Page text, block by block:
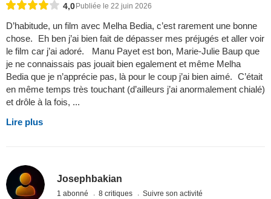
4,0Publiée le 22 juin 2026
D’habitude, un film avec Melha Bedia, c’est rarement une bonne
chose. Eh ben j’ai bien fait de dépasser mes préjugés et aller voir
le film car j’ai adoré. Manu Payet est bon, Marie-Julie Baup que
je ne connaissais pas jouait bien egalement et même Melha
Bedia que je n’apprécie pas, là pour le coup j’ai bien aimé. C’était
en même temps très touchant (d’ailleurs j’ai anormalement chialé)
et drôle à la fois, ...
Lire plus
Josephbakian
1 abonné 8 critiques Suivre son activité